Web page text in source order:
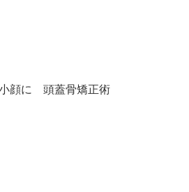
小顔に 頭蓋骨矯正術